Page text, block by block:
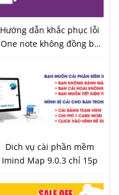
Hướng dẫn khắc phục lỗi
One note không đồng bộ
Dich vụ cài phần mềm
Imind Map 9.0.3 chỉ 15p